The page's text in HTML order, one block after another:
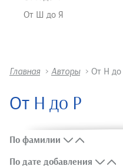
От Ш до Я
Главная > Авторы > От Н до
От Н до Р
По фамилии
По дате добавления